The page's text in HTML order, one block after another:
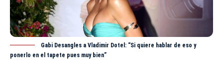
Gabi Desangles a Vladimir Dotel: “Si quiere hablar de eso y
ponerlo en el tapete pues muy bien”